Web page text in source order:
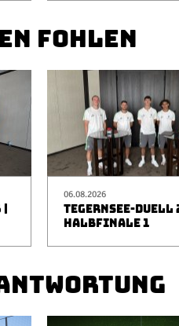
FOHLEN
06.08.2026
TEGERNSEE-DUELL
HALBFINALE 1